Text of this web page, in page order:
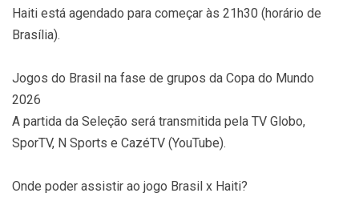
Haiti está agendado para começar às 21h30 (horário de
Brasília).
Jogos do Brasil na fase de grupos da Copa do Mundo
2026
A partida da Seleção será transmitida pela TV Globo,
SporTV, N Sports e CazéTV (YouTube).
Onde poder assistir ao jogo Brasil x Haiti?